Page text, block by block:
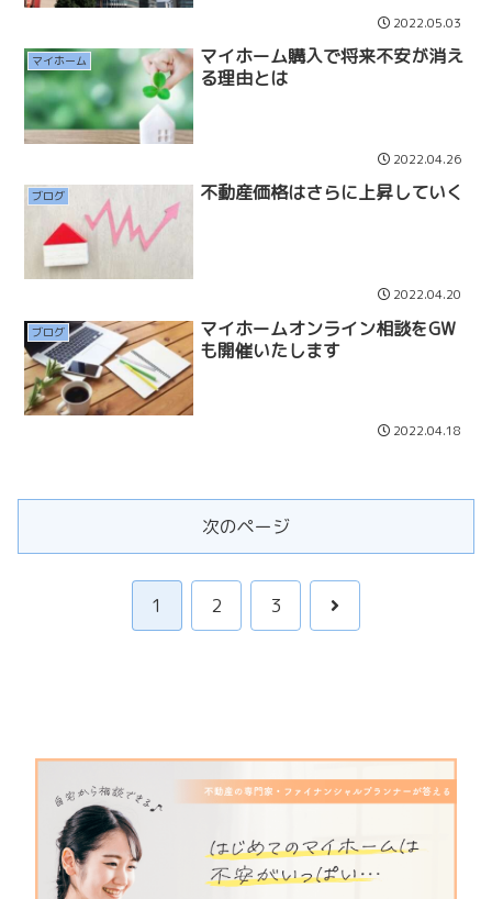
2022.05.03
マイホーム
マイホーム購入で将来不安が消え
る理由とは
2022.04.26
ブログ 不動産価格はさらに上昇していく
2022.04.20
ブログ
マイホームオンライン相談をGW
も開催いたします
2022.04.18
次のページ
1 2 3
次